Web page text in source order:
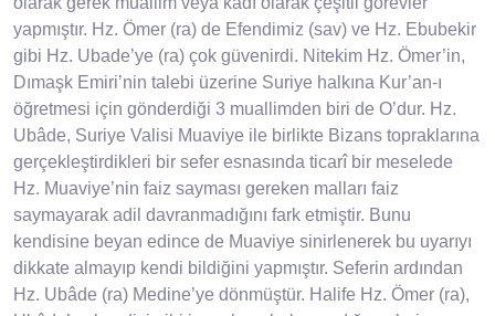
yapmıştır. Hz. Ömer (ra) de Efendimiz (sav) ve Hz. Ebubekir
gibi Hz. Ubade’ye (ra) çok güvenirdi. Nitekim Hz. Ömer’in,
Dımaşk Emiri’nin talebi üzerine Suriye halkına Kur’an-ı
öğretmesi için gönderdiği 3 muallimden biri de O’dur. Hz.
Ubâde, Suriye Valisi Muaviye ile birlikte Bizans topraklarına
gerçekleştirdikleri bir sefer esnasında ticarî bir meselede
Hz. Muaviye’nin faiz sayması gereken malları faiz
saymayarak adil davranmadığını fark etmiştir. Bunu
kendisine beyan edince de Muaviye sinirlenerek bu uyarıyı
dikkate almayıp kendi bildiğini yapmıştır. Seferin ardından
Hz. Ubâde (ra) Medine’ye dönmüştür. Halife Hz. Ömer (ra),